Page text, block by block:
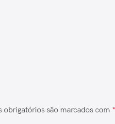
obrigatórios são marcados com *